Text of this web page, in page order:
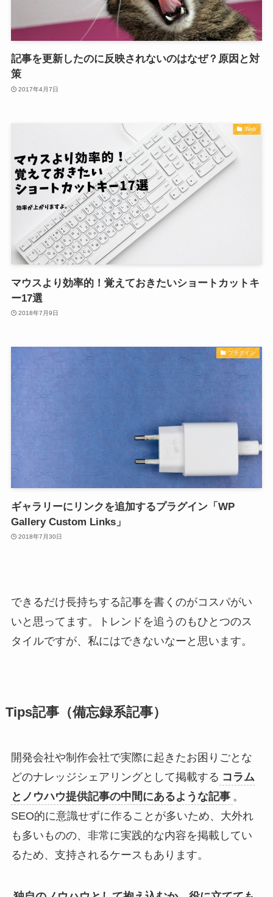
記事を更新したのに反映されないのはなぜ？原因と対
策
2017年4月7日
Web
マウスより効率的！覚えておきたいショートカットキ
ー17選
2018年7月9日
プラグイン
ギャラリーにリンクを追加するプラグイン「WP
Gallery Custom Links」
2018年7月30日
できるだけ長持ちする記事を書くのがコスパがい
いと思ってます。トレンドを追うのもひとつのス
タイルですが、私にはできないなーと思います。
Tips記事（備忘録系記事）
開発会社や制作会社で実際に起きたお困りごとな
どのナレッジシェアリングとして掲載する コラム
とノウハウ提供記事の中間にあるような記事 。
SEO的に意識せずに作ることが多いため、大外れ
も多いものの、非常に実践的な内容を掲載してい
るため、支持されるケースもあります。